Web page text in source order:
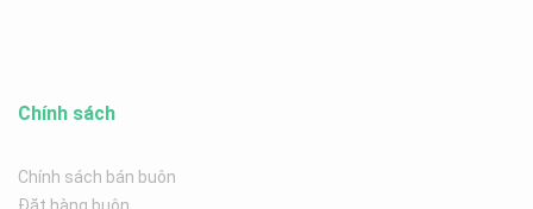
Chính sách
Chính sách bán buôn